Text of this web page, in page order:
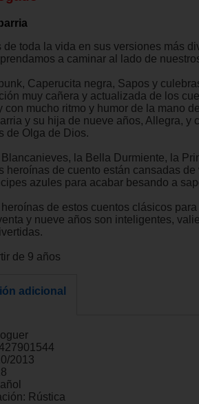
de toda la vida en sus versiones más
a caminar al lado de
Caperucita negra, Sapos y
muy cañera y actualizada de los
con mucho ritmo y humor de la mano
y su hija de nueve años, Allegra, y
de Olga de Dios.
la Bella Durmiente, la
heroínas de cuento están cansadas de
azules para acabar besando a
heroínas de estos cuentos clásicos
y nueve años son inteligentes,
de 9 años
adicional
2013
Rústica